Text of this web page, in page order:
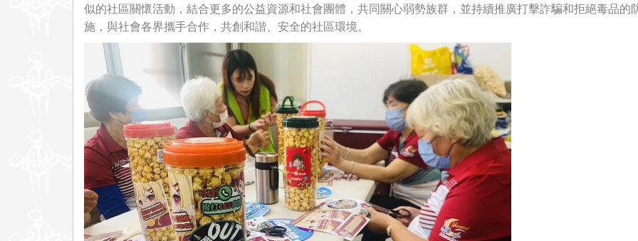
似的社區關懷活動，結合更多的公益資源和社會團體，共同關心弱勢族群，並持續推廣打擊詐騙和拒絕毒品的
施，與社會各界攜手合作，共創和諧、安全的社區環境。